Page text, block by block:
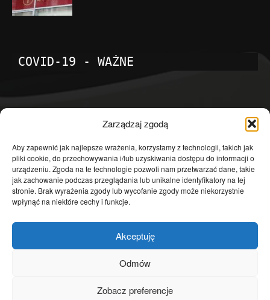
Zarządzaj zgodą
Aby zapewnić jak najlepsze wrażenia, korzystamy z technologii, takich jak
pliki cookie, do przechowywania i/lub uzyskiwania dostępu do informacji o
urządzeniu. Zgoda na te technologie pozwoli nam przetwarzać dane, takie
jak zachowanie podczas przeglądania lub unikalne identyfikatory na tej
stronie. Brak wyrażenia zgody lub wycofanie zgody może niekorzystnie
wpłynąć na niektóre cechy i funkcje.
Akceptuję
Odmów
Zobacz preferencje
COVID-19 - WAŻNE
Temat dnia
4601
Publicystyka
4363
Polityka
3639
Polska
Społeczeństwo
2823